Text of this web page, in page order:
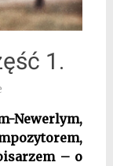
1.
– o